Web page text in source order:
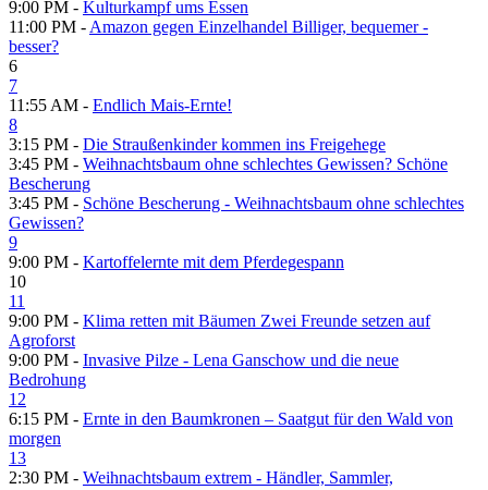
9:00 PM - Kulturkampf ums Essen
11:00 PM - Amazon gegen Einzelhandel Billiger, bequemer -
besser?
6
7
11:55 AM - Endlich Mais-Ernte!
8
3:15 PM - Die Straußenkinder kommen ins Freigehege
3:45 PM - Weihnachtsbaum ohne schlechtes Gewissen? Schöne
Bescherung
3:45 PM - Schöne Bescherung - Weihnachtsbaum ohne schlechtes
Gewissen?
9
9:00 PM - Kartoffelernte mit dem Pferdegespann
10
11
9:00 PM - Klima retten mit Bäumen Zwei Freunde setzen auf
Agroforst
9:00 PM - Invasive Pilze - Lena Ganschow und die neue
Bedrohung
12
6:15 PM - Ernte in den Baumkronen – Saatgut für den Wald von
morgen
13
2:30 PM - Weihnachtsbaum extrem - Händler, Sammler,